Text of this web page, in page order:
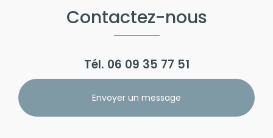
Contactez-nous
Tél. 06 09 35 77 51
Envoyer un message